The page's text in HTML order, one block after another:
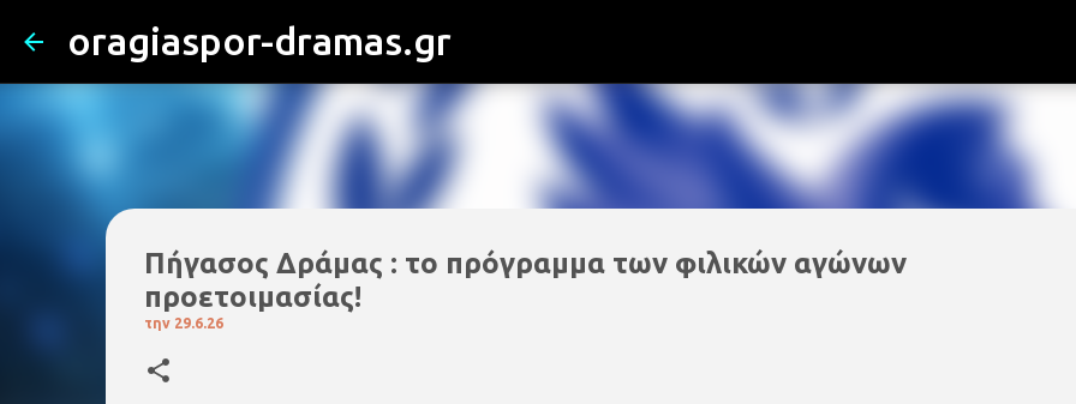
oragiaspor-dramas.gr
Πήγασος Δράμας : το πρόγραμμα των φιλικών αγώνων
προετοιμασίας!
την 29.6.26